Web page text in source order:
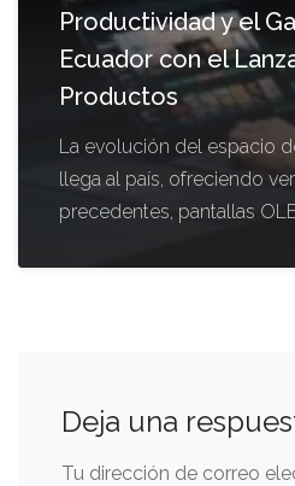
Productividad y el
Ecuador con el
Productos
La evolución del espacio
llega al país, ofreciendo
precedentes, pantallas
Deja una
Tu dirección de correo